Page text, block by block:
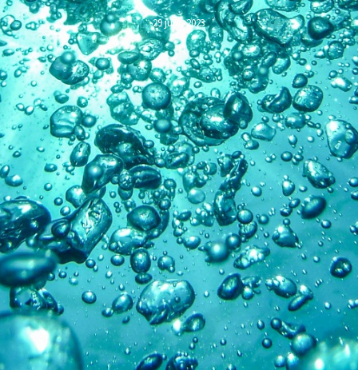
29 juni, 2023